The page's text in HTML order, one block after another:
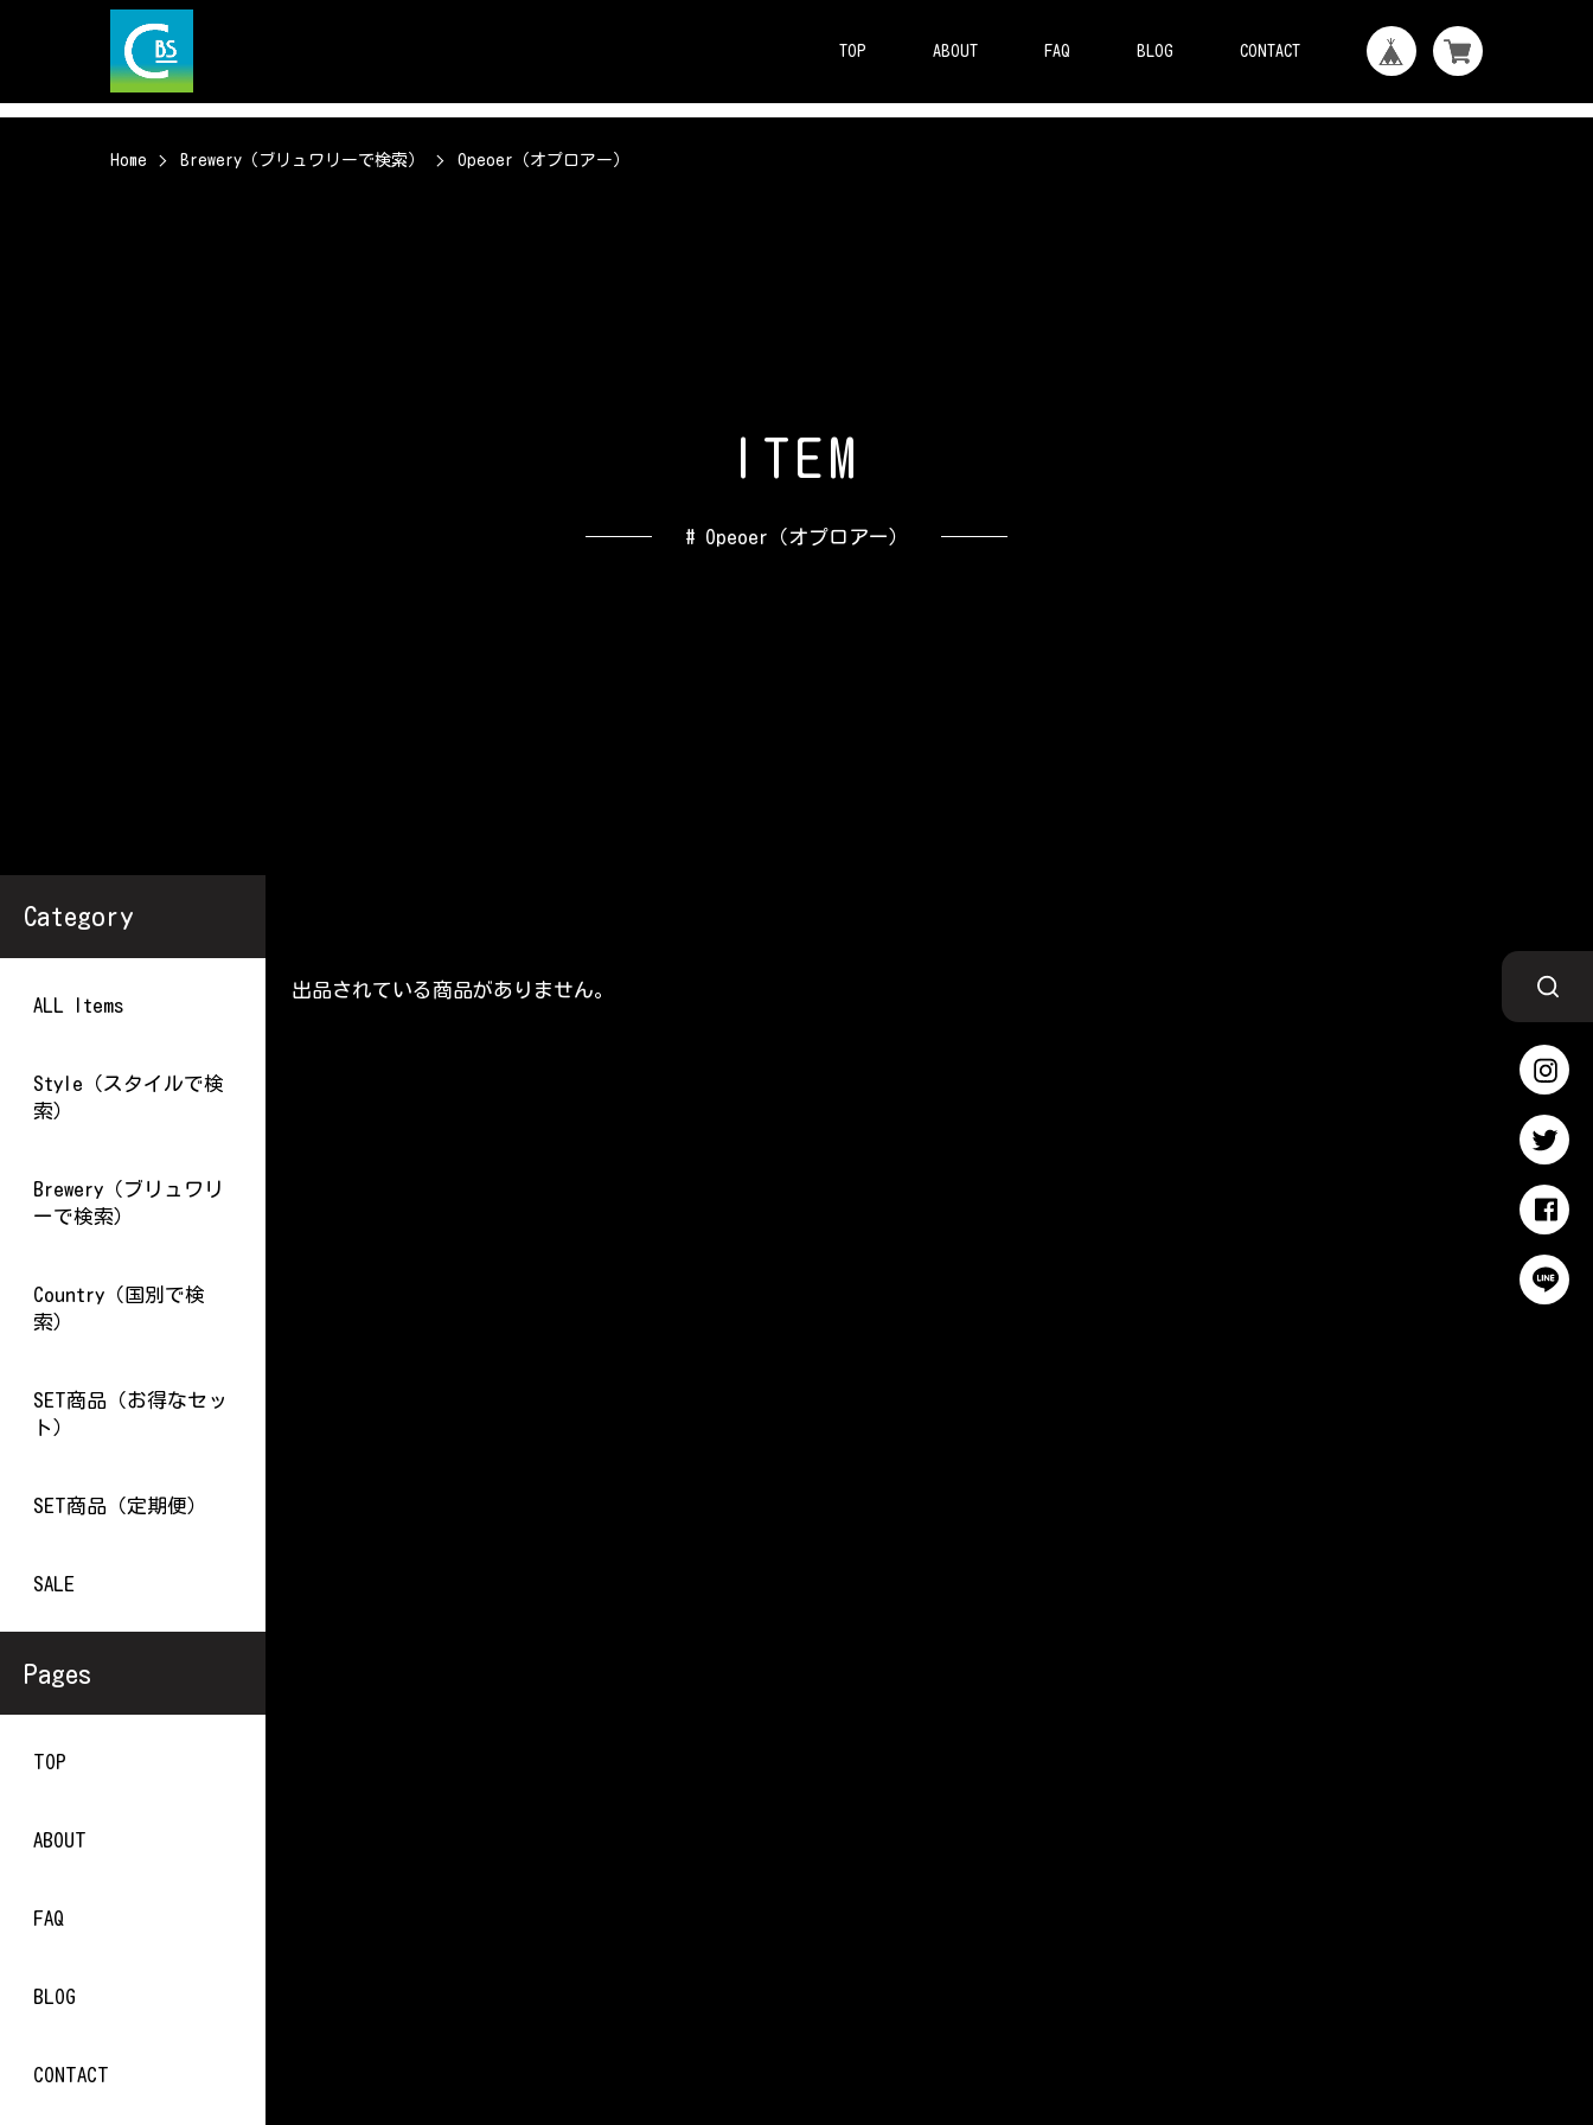
TOP ABOUT FAQ BLOG CONTACT
TE M
# Opeoer（オプロアー）
Home Brewery（ブリュワリーで検索） Opeoer（オプロアー）
Pages
TOP
ABOUT
FAQ
BLOG
CONTACT
Category
ALL Items
Style（スタイルで検
索）
Brewery（ブリュワリ
ーで検索）
Country（国別で検
索）
SET商品（お得なセッ
ト）
SET商品（定期便）
SALE
出品されている商品がありません。